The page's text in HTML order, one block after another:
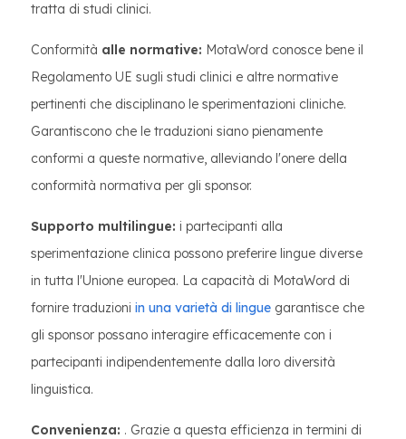
tratta di studi clinici.
Conformità alle normative: MotaWord conosce bene il
Regolamento UE sugli studi clinici e altre normative
pertinenti che disciplinano le sperimentazioni cliniche.
Garantiscono che le traduzioni siano pienamente
conformi a queste normative, alleviando l'onere della
conformità normativa per gli sponsor.
Supporto multilingue: i partecipanti alla
sperimentazione clinica possono preferire lingue diverse
in tutta l'Unione europea. La capacità di MotaWord di
fornire traduzioni in una varietà di lingue garantisce che
gli sponsor possano interagire efficacemente con i
partecipanti indipendentemente dalla loro diversità
linguistica.
Convenienza: . Grazie a questa efficienza in termini di